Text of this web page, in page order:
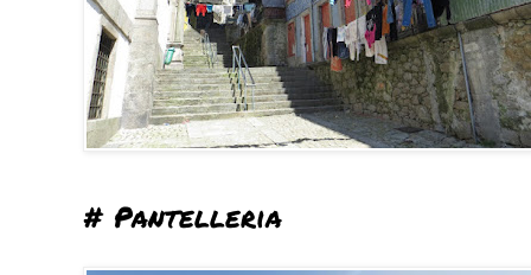
# Pantelleria